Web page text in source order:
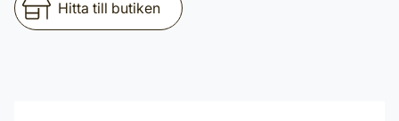
Hitta till butiken